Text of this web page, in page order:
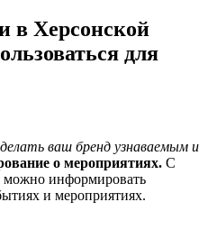
в Херсонской
для
ваш бренд узнаваемым и
о мероприятиях. С
информировать
и мероприятиях.